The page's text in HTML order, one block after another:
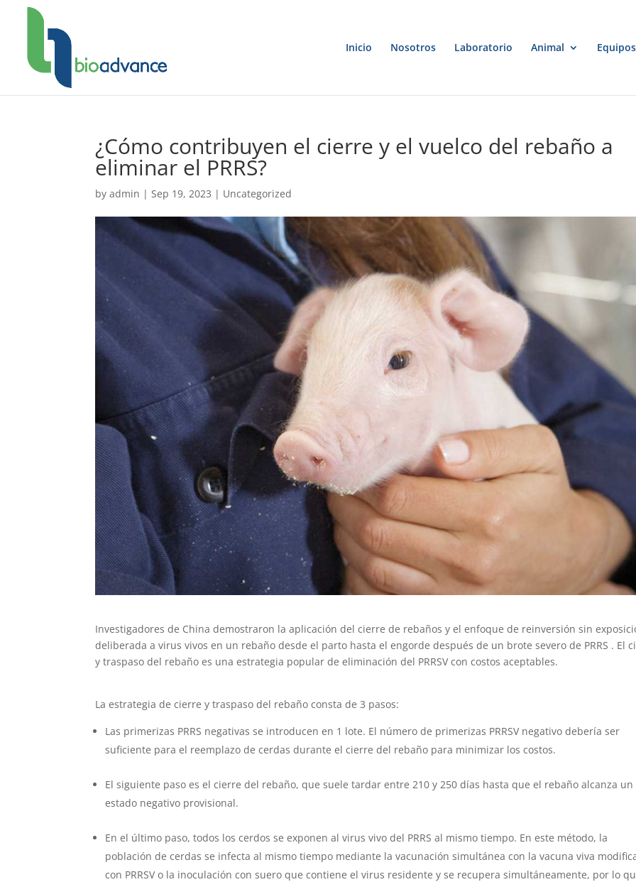
Inicio Nosotros Laboratorio Animal Equipos
¿Cómo contribuyen el cierre y el vuelco del rebaño a
eliminar el PRRS?
byadmin |Sep 19, 2023 | Uncategorized
Investigadores de China demostraron la aplicación del cierre de rebaños y el enfoque de reinversión sin
deliberada a virus vivos en un rebaño desde el parto hasta el engorde después de un brote severo de PRRS . El
y traspaso del rebaño es una estrategia popular de eliminación del PRRSV con costos aceptables.
La estrategia de cierre y traspaso del rebaño consta de 3 pasos:
Las primerizas PRRS negativas se introducen en 1 lote. El número de primerizas PRRSV negativo debería ser
suficiente para el reemplazo de cerdas durante el cierre del rebaño para minimizar los costos.
El siguiente paso es el cierre del rebaño, que suele tardar entre 210 y 250 días hasta que el rebaño alcanza un
estado negativo provisional.
En el último paso, todos los cerdos se exponen al virus vivo del PRRS al mismo tiempo. En este método, la
población de cerdas se infecta al mismo tiempo mediante la vacunación simultánea con la vacuna viva
con PRRSV o la inoculación con suero que contiene el virus residente y se recupera simultáneamente, por lo